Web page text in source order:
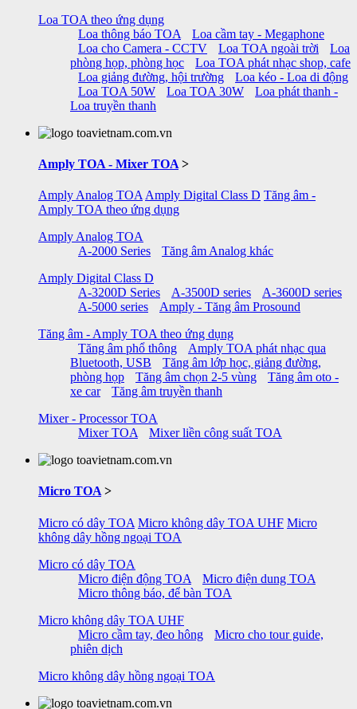
Loa TOA theo ứng dụng
Loa thông báo TOA
Loa cầm tay - Megaphone
Loa cho Camera - CCTV
Loa TOA ngoài trời
Loa
phòng họp, phòng học
Loa TOA phát nhạc shop, cafe
Loa giảng đường, hội trường
Loa kéo - Loa di động
Loa TOA 50W
Loa TOA 30W
Loa phát thanh -
Loa truyền thanh
Amply TOA - Mixer TOA >
Amply Analog TOA Amply Digital Class D Tăng âm -
Amply TOA theo ứng dụng
Amply Analog TOA
A-2000 Series
Tăng âm Analog khác
Amply Digital Class D
A-3200D Series
A-3500D series
A-3600D series
A-5000 series
Amply - Tăng âm Prosound
Tăng âm - Amply TOA theo ứng dụng
Tăng âm phổ thông
Amply TOA phát nhạc qua
Bluetooth, USB
Tăng âm lớp học, giảng đường,
phòng họp
Tăng âm chọn 2-5 vùng
Tăng âm oto -
xe car
Tăng âm truyền thanh
Mixer - Processor TOA
Mixer TOA
Mixer liền công suất TOA
Micro TOA >
Micro có dây TOA Micro không dây TOA UHF Micro
không dây hồng ngoại TOA
Micro có dây TOA
Micro điện động TOA
Micro điện dung TOA
Micro thông báo, để bàn TOA
Micro không dây TOA UHF
Micro cầm tay, đeo hông
Micro cho tour guide,
phiên dịch
Micro không dây hồng ngoại TOA